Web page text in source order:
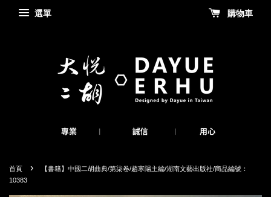
選單 購物車
首頁 ›
【書籍】中國二胡曲典/第柒卷/趙寒陽主編/湖南文藝出版社/商品編號：
10383